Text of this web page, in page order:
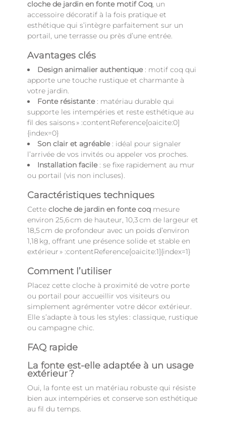
cloche de jardin en fonte motif Coq , un
accessoire décoratif à la fois pratique et
esthétique qui s’intègre parfaitement sur un
portail, une terrasse ou près d’une entrée.
Avantages clés
Design animalier authentique: motif coq qui
apporte une touche rustique et charmante à
votre jardin.
Fonte résistante: matériau durable qui
supporte les intempéries et reste esthétique au
fil des saisons » :contentReference[oaicite:0]
{index=0}
Son clair et agréable: idéal pour signaler
l’arrivée de vos invités ou appeler vos proches.
Installation facile: se fixe rapidement au mur
ou portail (vis non incluses).
Caractéristiques techniques
Cette cloche de jardin en fonte coq mesure
environ 25,6 cm de hauteur, 10,3 cm de largeur et
18,5 cm de profondeur avec un poids d’environ
1,18 kg, offrant une présence solide et stable en
extérieur » :contentReference[oaicite:1]{index=1}
Comment l’utiliser
Placez cette cloche à proximité de votre porte
ou portail pour accueillir vos visiteurs ou
simplement agrémenter votre décor extérieur.
Elle s’adapte à tous les styles : classique, rustique
ou campagne chic.
FAQ rapide
La fonte est‑elle adaptée à un usage
extérieur ?
Oui, la fonte est un matériau robuste qui résiste
bien aux intempéries et conserve son esthétique
au fil du temps.